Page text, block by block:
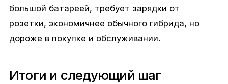
большой батареей, требует зарядки от
розетки, экономичнее обычного гибрида, но
дороже в покупке и обслуживании.
Итоги и следующий шаг